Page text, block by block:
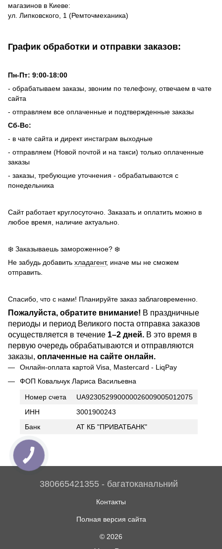
магазинов в Киеве:
ул. Липковского, 1 (Ремточмеханика)
График обработки и отправки заказов:
Пн-Пт: 9:00-18:00
- обрабатываем заказы, звоним по телефону, отвечаем в чате
сайта
- отправляем все оплаченные и подтвержденные заказы
Сб-Вс:
- в чате сайта и директ инстаграм выходные
- отправляем (Новой почтой и на такси) только оплаченные
заказы
- заказы, требующие уточнения - обрабатываются с
понедельника
Сайт работает круглосуточно. Заказать и оплатить можно в
любое время, наличие актуально.
❄️ Заказываешь замороженное? ❄️
Не забудь добавить хладагент, иначе мы не сможем
отправить.
Спасибо, что с нами! Планируйте заказ заблаговременно.
Пожалуйста, обратите внимание! В праздничные
периоды и период Великого поста отправка заказов
осуществляется в течение 1–2 дней. В это время в
первую очередь обрабатываются и отправляются
заказы, оплаченные на сайте онлайн.
Онлайн-оплата картой Visa, Mastercard - LiqPay
ФОП Ковальчук Лариса Васильевна
Номер счета
UA923052990000026009005012075
ИНН
3001900243
Банк
АТ КБ "ПРИВАТБАНК"
380665421355 - багатоканальний
Контакты
Полная версия сайта
© 2026